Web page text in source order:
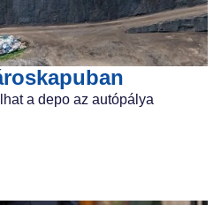
a depo az autópálya